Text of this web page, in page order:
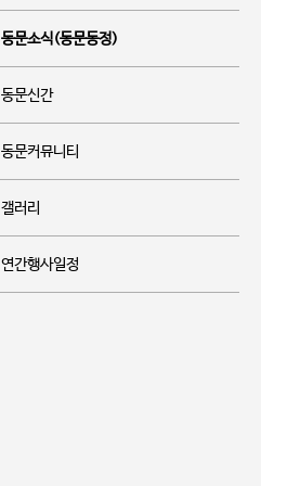
동문소식(동문동정)
동문신간
동문커뮤니티
갤러리
연간행사일정